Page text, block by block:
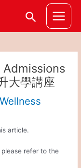
SearchMain
Menu
Admissions
大學講座
article.
refer to the